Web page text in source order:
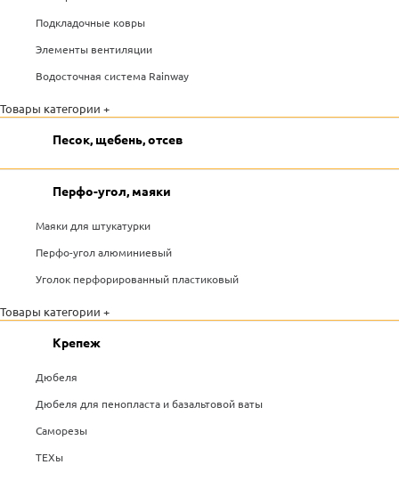
Подкладочные ковры
Элементы вентиляции
Водосточная система Rainway
Товары категории +
Песок, щебень, отсев
Перфо-угол, маяки
Маяки для штукатурки
Перфо-угол алюминиевый
Уголок перфорированный пластиковый
Товары категории +
Крепеж
Дюбеля
Дюбеля для пенопласта и базальтовой ваты
Саморезы
ТЕХы